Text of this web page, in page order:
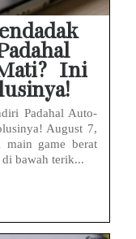
HP Huawei Cepat Panas? Ini Penyebab Utama dan Cara Mengatasinya
Ini
Padahal Auto-
August 7,
main game berat
bawah terik...